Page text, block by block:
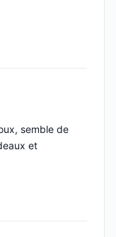
semble de
et